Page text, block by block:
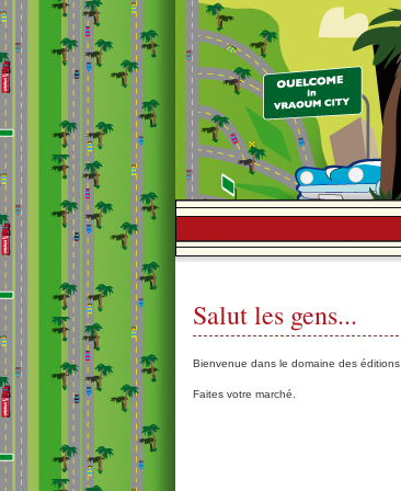
Salut les gens...
Bienvenue dans le domaine des éditions
Faites votre marché.